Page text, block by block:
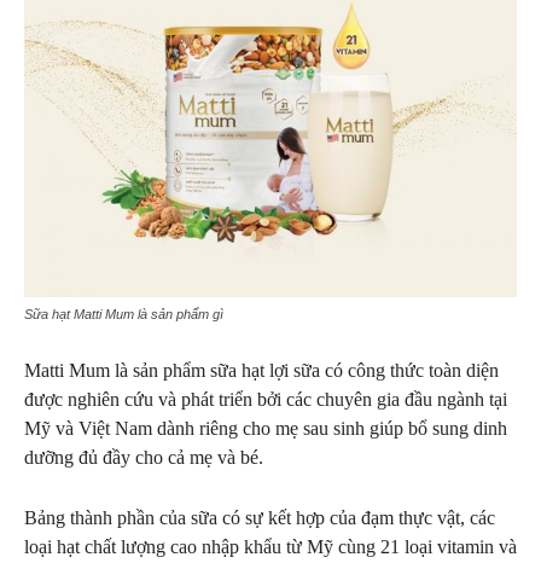
Sữa hạt Matti Mum là sản phẩm gì
Matti Mum là sản phẩm sữa hạt lợi sữa có công thức toàn diện
được nghiên cứu và phát triển bởi các chuyên gia đầu ngành tại
Mỹ và Việt Nam dành riêng cho mẹ sau sinh giúp bổ sung dinh
dưỡng đủ đầy cho cả mẹ và bé.
Bảng thành phần của sữa có sự kết hợp của đạm thực vật, các
loại hạt chất lượng cao nhập khẩu từ Mỹ cùng 21 loại vitamin và